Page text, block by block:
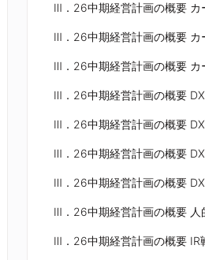
Ⅲ．26中期経営計画の概要
Ⅲ．26中期経営計画の概要 人
Ⅲ．26中期経営計画の概要 IR